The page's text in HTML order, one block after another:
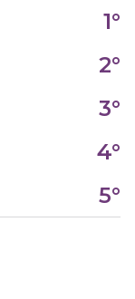
1°
2°
3°
4°
5°